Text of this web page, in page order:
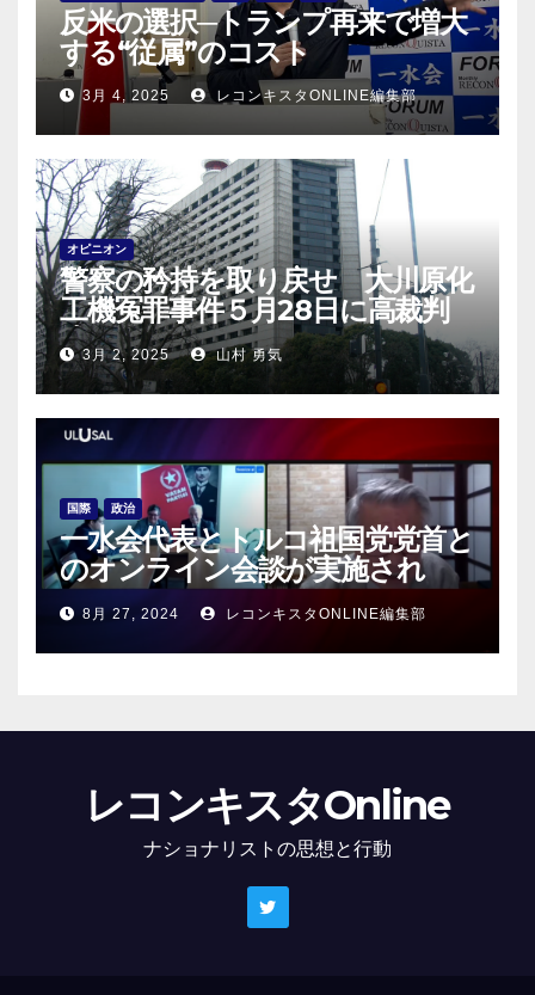
反米の選択─トランプ再来で増大
する“従属”のコスト
3月 4, 2025 レコンキスタONLINE編集部
オピニオン
警察の矜持を取り戻せ 大川原化
工機冤罪事件５月28日に高裁判
決！
3月 2, 2025 山村 勇気
国際 政治
一水会代表とトルコ祖国党党首と
のオンライン会談が実施され
る！
8月 27, 2024 レコンキスタONLINE編集部
レコンキスタOnline
ナショナリストの思想と行動